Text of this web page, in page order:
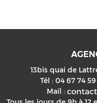
13bis quai de
Tél : 04 67 74 59
Mail :